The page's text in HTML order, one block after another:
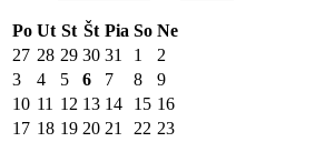
Po Ut St Št Pia So Ne
27 28 29 30 31 1
2
3
4 5 6 7 8
9
10 11 12 13 14 15 16
17 18 19 20 21 22 23